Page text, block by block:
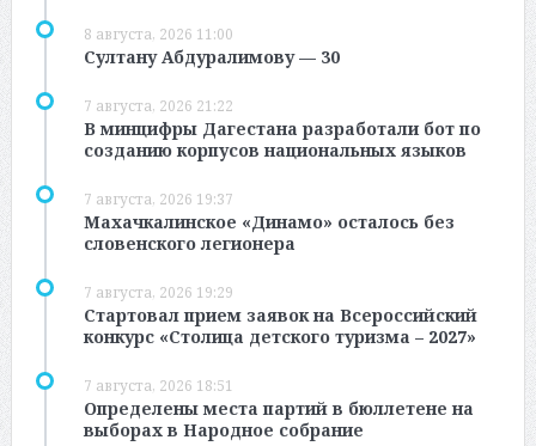
8 августа, 2026 11:00
Султану Абдуралимову — 30
7 августа, 2026 21:22
В минцифры Дагестана разработали бот по
созданию корпусов национальных языков
7 августа, 2026 19:37
Махачкалинское «Динамо» осталось без
словенского легионера
7 августа, 2026 19:29
Стартовал прием заявок на Всероссийский
конкурс «Столица детского туризма – 2027»
7 августа, 2026 18:51
Определены места партий в бюллетене на
выборах в Народное собрание